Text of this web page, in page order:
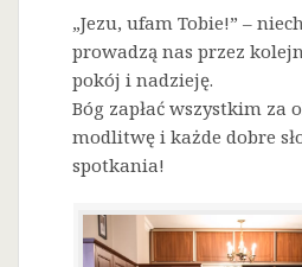
„Jezu, ufam Tobie!” –
prowadzą nas przez
pokój i nadzieję.
Bóg zapłać wszystkim za
modlitwę i każde dobre
spotkania!